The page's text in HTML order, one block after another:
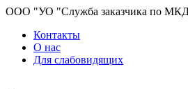
ООО "УО "Служба заказчика по
Контакты
О нас
Для слабовидящих